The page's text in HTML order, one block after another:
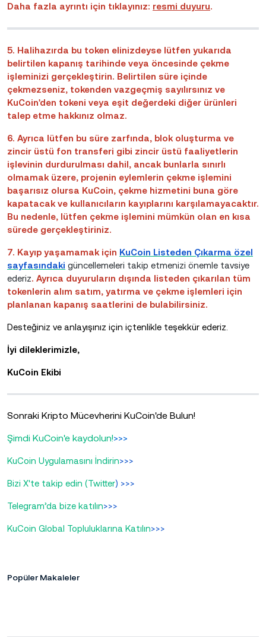
Daha fazla ayrıntı için tıklayınız: resmi̇ duyuru.
5. Halihazırda bu token elinizdeyse lütfen yukarıda
belirtilen kapanış tarihinde veya öncesinde çekme
işleminizi gerçekleştirin. Belirtilen süre içinde
çekmezseniz, tokenden vazgeçmiş sayılırsınız ve
KuCoin'den tokeni veya eşit değerdeki diğer ürünleri
talep etme hakkınız olmaz.
6. Ayrıca lütfen bu süre zarfında, blok oluşturma ve
zincir üstü fon transferi gibi zincir üstü faaliyetlerin
işlevinin durdurulması dahil, ancak bunlarla sınırlı
olmamak üzere, projenin eylemlerin çekme işlemini
başarısız olursa KuCoin, çekme hizmetini buna göre
kapatacak ve kullanıcıların kayıplarını karşılamayacaktır.
Bu nedenle, lütfen çekme işlemini mümkün olan en kısa
sürede gerçekleştiriniz.
7. Kayıp yaşamamak için KuCoin Listeden Çıkarma özel
sayfasındaki güncellemeleri takip etmenizi önemle tavsiye
ederiz. Ayrıca duyuruların dışında listeden çıkarılan tüm
tokenlerin alım satım, yatırma ve çekme işlemleri için
planlanan kapanış saatlerini de bulabilirsiniz.
Desteğiniz ve anlayışınız için içtenlikle teşekkür ederiz.
İyi dileklerimizle,
KuCoin Ekibi
Sonraki Kripto Mücevherini KuCoin'de Bulun!
Şimdi KuCoin'e kaydolun!>>>
KuCoin Uygulamasını İndirin>>>
Bizi X'te takip edin (Twitter) >>>
Telegram’da bize katılın>>>
KuCoin Global Topluluklarına Katılın>>>
Popüler Makaleler